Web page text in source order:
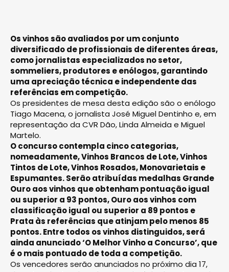
Os vinhos são avaliados por um conjunto
diversificado de profissionais de diferentes áreas,
como jornalistas especializados no setor,
sommeliers, produtores e enólogos, garantindo
uma apreciação técnica e independente das
referências em competição.
Os presidentes de mesa desta edição são o enólogo
Tiago Macena, o jornalista José Miguel Dentinho e, em
representação da CVR Dão, Linda Almeida e Miguel
Martelo.
O concurso contempla cinco categorias,
nomeadamente, Vinhos Brancos de Lote, Vinhos
Tintos de Lote, Vinhos Rosados, Monovarietais e
Espumantes. Serão atribuídas medalhas Grande
Ouro aos vinhos que obtenham pontuação igual
ou superior a 93 pontos, Ouro aos vinhos com
classificação igual ou superior a 89 pontos e
Prata às referências que atinjam pelo menos 85
pontos. Entre todos os vinhos distinguidos, será
ainda anunciado ‘O Melhor Vinho a Concurso’, que
é o mais pontuado de toda a competição.
Os vencedores serão anunciados no próximo dia 17,